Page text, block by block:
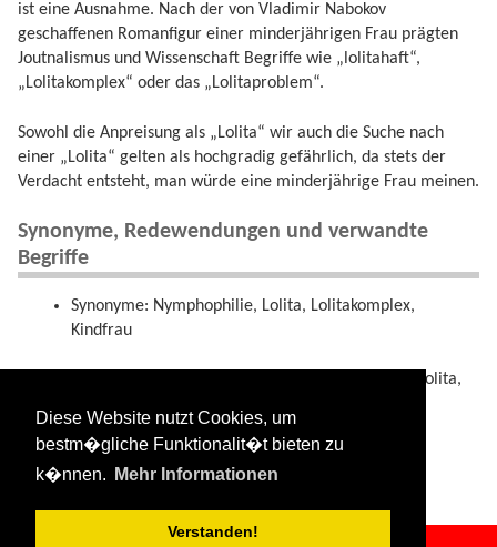
Diese Website nutzt Cookies, um
bestm�gliche Funktionalit�t bieten zu
k�nnen.
Mehr Informationen
Verstanden!
ist eine Ausnahme. Nach der von Vladimir Nabokov
geschaffenen Romanfigur einer minderjährigen Frau prägten
Joutnalismus und Wissenschaft Begriffe wie „lolitahaft“,
„Lolitakomplex“ oder das „Lolitaproblem“.
Sowohl die Anpreisung als „Lolita“ wir auch die Suche nach
einer „Lolita“ gelten als hochgradig gefährlich, da stets der
Verdacht entsteht, man würde eine minderjährige Frau meinen.
Synonyme, Redewendungen und verwandte
Begriffe
Synonyme: Nymphophilie, Lolita, Lolitakomplex,
Kindfrau
Beispiel (Gebot, Erotikanzeige): „Bin eine echte Lolita,
verführerisch, habe junge, hübsche, noch sehr
empfindliche Brüste und trage keinen BH“
· Zuletzt geändert:2024/08/11 09:34